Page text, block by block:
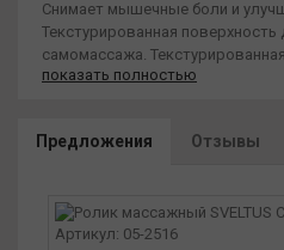
Снимает мышечные боли и
Текстурированная
самомассажа.
ткани перед тренировкой и
испытывают руки массажиста.
показать полностью
Предложения Отзывы